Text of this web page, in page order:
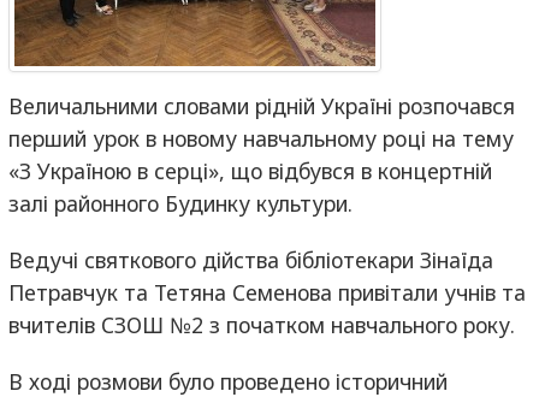
Величальними словами рідній Україні розпочався
перший урок в новому навчальному році на тему
«З Україною в серці», що відбувся в концертній
залі районного Будинку культури.
Ведучі святкового дійства бібліотекари Зінаїда
Петравчук та Тетяна Семенова привітали учнів та
вчителів СЗОШ №2 з початком навчального року.
В ході розмови було проведено історичний